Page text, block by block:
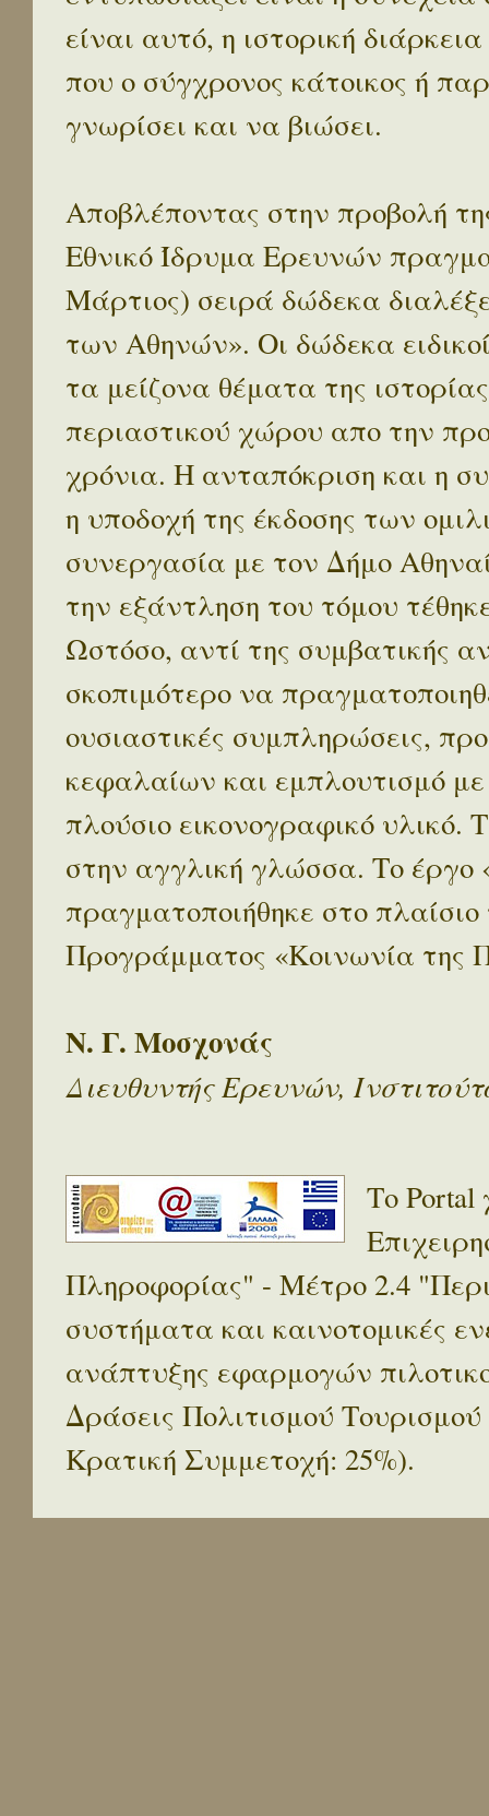
είναι αυτό, η ιστορική
που ο σύγχρονος κάτοικος ή
γνωρίσει και να βιώσει.
Αποβλέποντας στην προβολή
Εθνικό Ίδρυμα Ερευνών
Μάρτιος) σειρά δώδεκα
των Αθηνών». Οι δώδεκα
τα μείζονα θέματα της
περιαστικού χώρου απο την
χρόνια. Η ανταπόκριση και η
η υποδοχή της έκδοσης των
συνεργασία με τον Δήμο
την εξάντληση του τόμου
Ωστόσο, αντί της συμβατικής
σκοπιμότερο να
ουσιαστικές συμπληρώσεις,
κεφαλαίων και εμπλουτισμό
πλούσιο εικονογραφικό
στην αγγλική γλώσσα. Το
πραγματοποιήθηκε στο
Προγράμματος «Κοινωνία της
Ν. Γ. Μοσχονάς
Διευθυντής Ερευνών,
Το Portal
Πληροφορίας" - Μέτρο 2.4
συστήματα και καινοτομικές
ανάπτυξης εφαρμογών
Δράσεις Πολιτισμού
Κρατική Συμμετοχή: 25%).